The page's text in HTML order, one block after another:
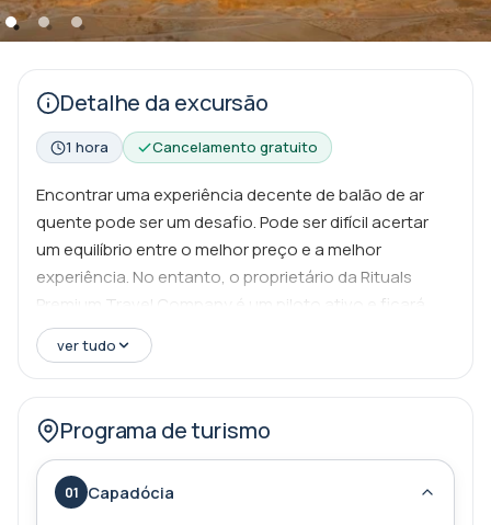
Detalhe da excursão
1 hora Cancelamento gratuito
Encontrar uma experiência decente de balão de ar
quente pode ser um desafio. Pode ser difícil acertar
um equilíbrio entre o melhor preço e a melhor
experiência. No entanto, o proprietário da Rituals
Premium Travel Company é um piloto ativo e ficará
muito feliz em encontrar a melhor opção de voo.
Quem sabe, talvez possas voar juntos! Nós
início ao fim, para que você possa desfrutar de cada
momento desta experiência. Você será pego no seu
hotel de manhã cedo e conduzido para o campo de
descolagem. Lá, você vai assistir o processo de
ver tudo
Programa de turismo
01 Capadócia